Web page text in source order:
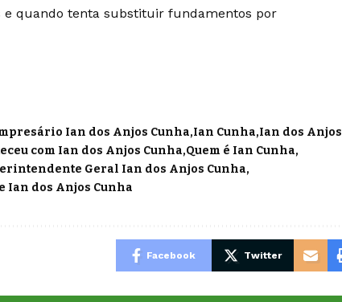
e quando tenta substituir fundamentos por
Ian dos Anjos Cunha Ian Cunha Ian dos Anjos
com Ian dos Anjos Cunha Quem é Ian Cunha
Geral Ian dos Anjos Cunha
Ian dos Anjos Cunha
Facebook Twitter